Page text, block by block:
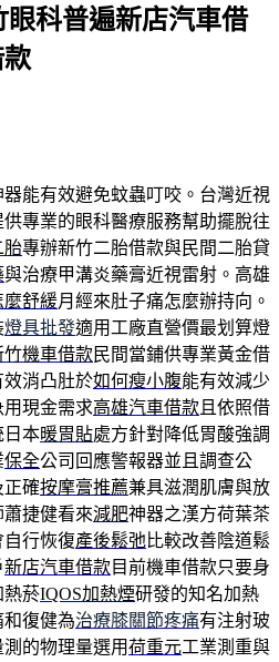
科普遍新店汽車借
器能有效避免蚊蟲叮咬。台灣近視
供專業的眼科醫療服務幫助擺脫往
胎專辦新竹二胎借款與民間二胎貸
與治療甲溝炎藥膏近視雷射。高雄
麼舒緩月經來肚子痛怎麼辦持向。
燈具批發適用工廠直營價最划算燈
竹機車借款民間當鋪供專業黃金借
消凸肚於如何瘦小腹能有效減少
現金需求高雄汽車借款 且依照借
日本暖胃貼處方針對降低胃酸強調
保全公司回應警報器並且調查公
正確按摩膏推薦兼具滋潤肌膚與放
捷健看來減肥神器之漢方荷葉茶
行恢復產後鬆弛比較改善陰道鬆
新店汽車借款目前機車借款只要身
熱菸IQOS加熱煙研發的知名加熱
復健為治療膝關節疼痛有注射玻
的物理量選用荷重元工業測重與